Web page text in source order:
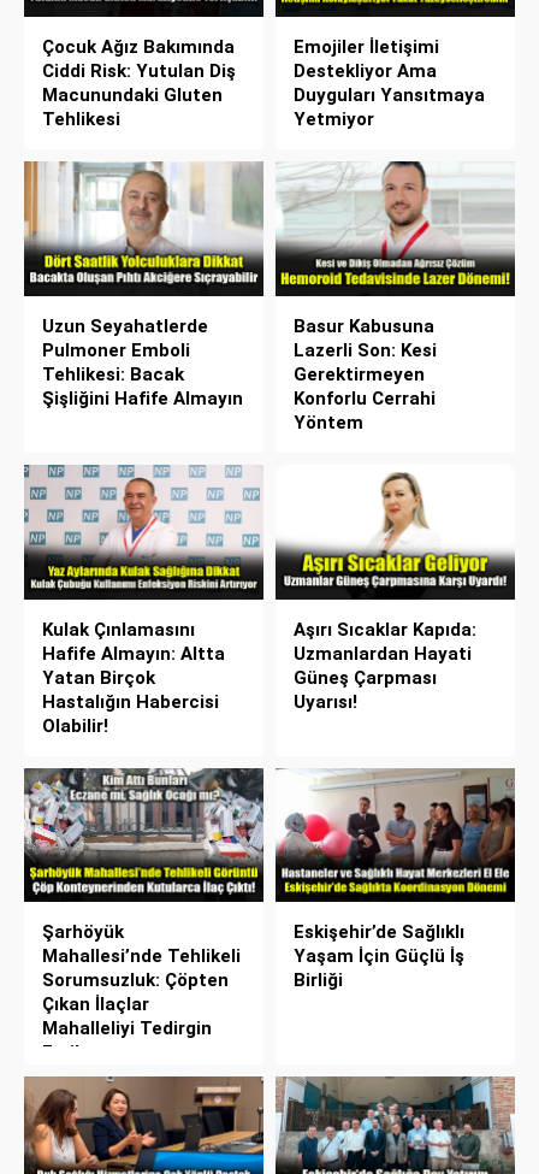
Çocuk Ağız Bakımında
Ciddi Risk: Yutulan Diş
Macunundaki Gluten
Tehlikesi
Emojiler İletişimi
Destekliyor Ama
Duyguları Yansıtmaya
Yetmiyor
Uzun Seyahatlerde
Pulmoner Emboli
Tehlikesi: Bacak
Şişliğini Hafife Almayın
Basur Kabusuna
Lazerli Son: Kesi
Gerektirmeyen
Konforlu Cerrahi
Yöntem
Kulak Çınlamasını
Hafife Almayın: Altta
Yatan Birçok
Hastalığın Habercisi
Olabilir!
Aşırı Sıcaklar Kapıda:
Uzmanlardan Hayati
Güneş Çarpması
Uyarısı!
Şarhöyük
Mahallesi’nde Tehlikeli
Sorumsuzluk: Çöpten
Çıkan İlaçlar
Mahalleliyi Tedirgin
Etti!
Eskişehir’de Sağlıklı
Yaşam İçin Güçlü İş
Birliği